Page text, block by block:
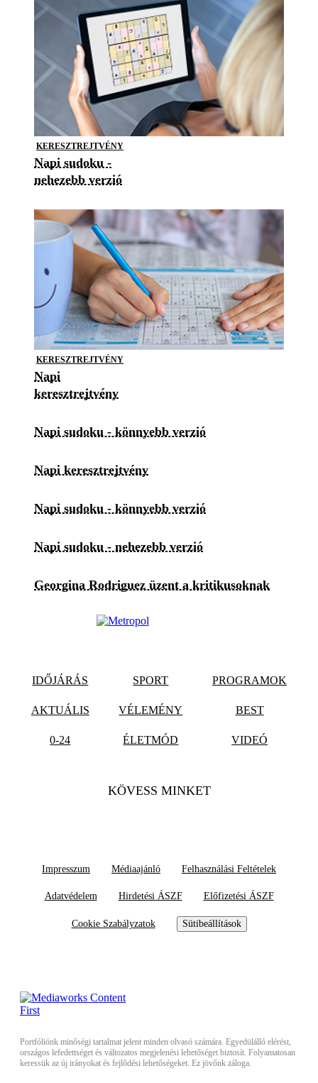
KERESZTREJTVÉNY
Napi sudoku -
nehezebb verzió
KERESZTREJTVÉNY
Napi
keresztrejtvény
Napi sudoku - könnyebb verzió
Napi keresztrejtvény
Napi sudoku - könnyebb verzió
Napi sudoku - nehezebb verzió
Georgina Rodriguez üzent a kritikusoknak
IDŐJÁRÁS SPORT PROGRAMOK
AKTUÁLIS VÉLEMÉNY BEST
0-24 ÉLETMÓD VIDEÓ
KÖVESS MINKET
Impresszum Médiaajánló Felhasználási Feltételek
Adatvédelem Hirdetési ÁSZF Előfizetési ÁSZF
Cookie Szabályzatok Sütibeállítások
Portfóliónk minőségi tartalmat jelent minden olvasó számára. Egyedülálló elérést,
országos lefedettséget és változatos megjelenési lehetőséget biztosít. Folyamatosan
keressük az új irányokat és fejlődési lehetőségeket. Ez jövőnk záloga.